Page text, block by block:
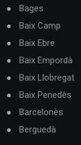
Bages
Baix Camp
Baix Ebre
Baix Empordà
Baix Llobregat
Baix Penedès
Barcelonès
Berguedà